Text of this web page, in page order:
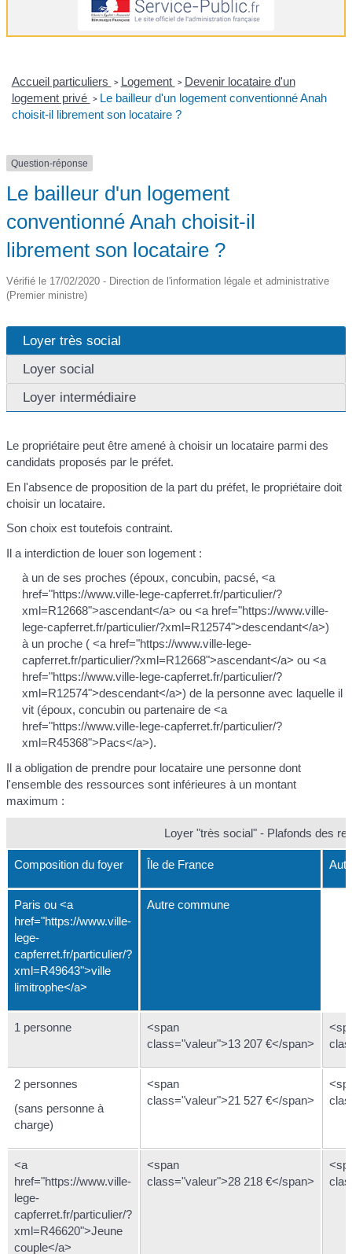
Accueil particuliers > Logement > Devenir locataire d'un
logement privé > Le bailleur d'un logement conventionné Anah
choisit-il librement son locataire ?
Question-réponse
Le bailleur d'un logement
conventionné Anah choisit-il
librement son locataire ?
Vérifié le 17/02/2020 - Direction de l'information légale et administrative
(Premier ministre)
Loyer très social
Loyer social
Loyer intermédiaire
Le propriétaire peut être amené à choisir un locataire parmi des
candidats proposés par le préfet.
En l'absence de proposition de la part du préfet, le propriétaire doit
choisir un locataire.
Son choix est toutefois contraint.
Il a interdiction de louer son logement :
à un de ses proches (époux, concubin, pacsé, <a
href="https://www.ville-lege-capferret.fr/particulier/?
xml=R12668">ascendant</a> ou <a href="https://www.ville-
lege-capferret.fr/particulier/?xml=R12574">descendant</a>)
à un proche ( <a href="https://www.ville-lege-
capferret.fr/particulier/?xml=R12668">ascendant</a> ou <a
href="https://www.ville-lege-capferret.fr/particulier/?
xml=R12574">descendant</a>) de la personne avec laquelle il
vit (époux, concubin ou partenaire de <a
href="https://www.ville-lege-capferret.fr/particulier/?
xml=R45368">Pacs</a>).
Il a obligation de prendre pour locataire une personne dont
l'ensemble des ressources sont inférieures à un montant
maximum :
Loyer "très social" - Plafonds des
Composition du foyer Île de France
Paris ou <a
href="https://www.ville-
lege-
capferret.fr/particulier/?
xml=R49643">ville
limitrophe</a>
Autre commune
1 personne
<span
class="valeur">13 207 €</span>
2 personnes
(sans personne à
charge)
<span
class="valeur">21 527 €</span>
<a
href="https://www.ville-
lege-
capferret.fr/particulier/?
xml=R46620">Jeune
couple</a>
<span
class="valeur">28 218 €</span>